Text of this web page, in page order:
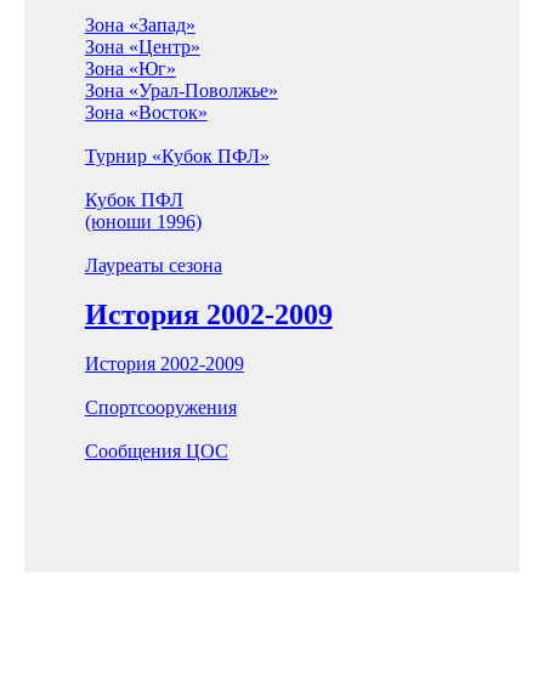
Зона «Запад»
Зона «Центр»
Зона «Юг»
Зона «Урал-Поволжье»
Зона «Восток»
Турнир «Кубок ПФЛ»
Кубок ПФЛ
(юноши 1996)
Лауреаты сезона
История 2002-2009
История 2002-2009
Спортсооружения
Сообщения ЦОС